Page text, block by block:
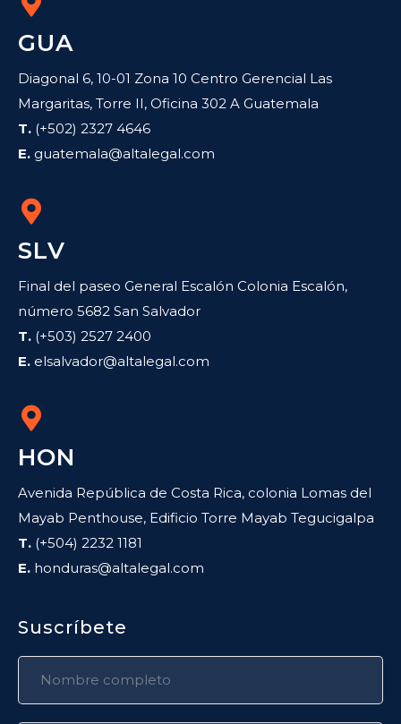
GUA
Diagonal 6, 10-01 Zona 10 Centro Gerencial Las
Margaritas, Torre II, Oficina 302 A Guatemala
T. (+502) 2327 4646
E. guatemala@altalegal.com
SLV
Final del paseo General Escalón Colonia Escalón,
número 5682 San Salvador
T. (+503) 2527 2400
E. elsalvador@altalegal.com
HON
Avenida República de Costa Rica, colonia Lomas del
Mayab Penthouse, Edificio Torre Mayab Tegucigalpa
T. (+504) 2232 1181
E. honduras@altalegal.com
Suscríbete